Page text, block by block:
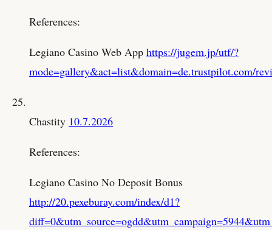
References:
Legiano Casino Web App https://jugem.jp/utf/?
mode=gallery&act=list&domain=de.trustpilot.com/
Chastity 10.7.2026
References:
Legiano Casino No Deposit Bonus
http://20.pexeburay.com/index/d1?